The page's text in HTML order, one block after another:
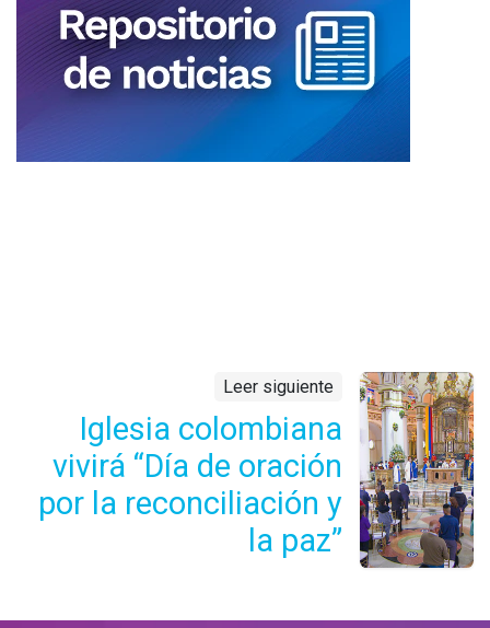
Leer siguiente
Iglesia colombiana
vivirá “Día de oración
por la reconciliación y
la paz”